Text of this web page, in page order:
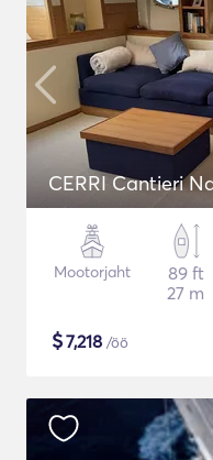
CERRI Cantieri
Mootorjaht
89 ft
27 m
$7,218 /öö